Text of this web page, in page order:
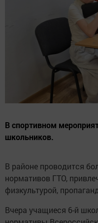
В спортивном
школьников.
В районе проводится
нормативов ГТО,
физкультурой,
Вчера учащиеся 6-й